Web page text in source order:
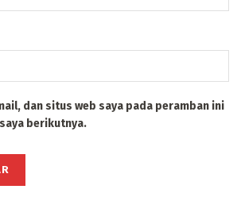
dan situs web saya pada peramban ini
berikutnya.